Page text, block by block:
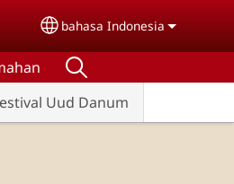
Select your language
bahasa Indonesia
Uud Danum